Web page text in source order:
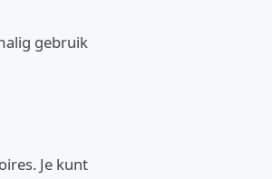
gebruik
Je kunt